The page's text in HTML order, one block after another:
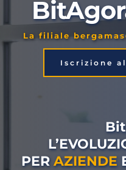
La filiale
Iscrizione
PER AZIENDE